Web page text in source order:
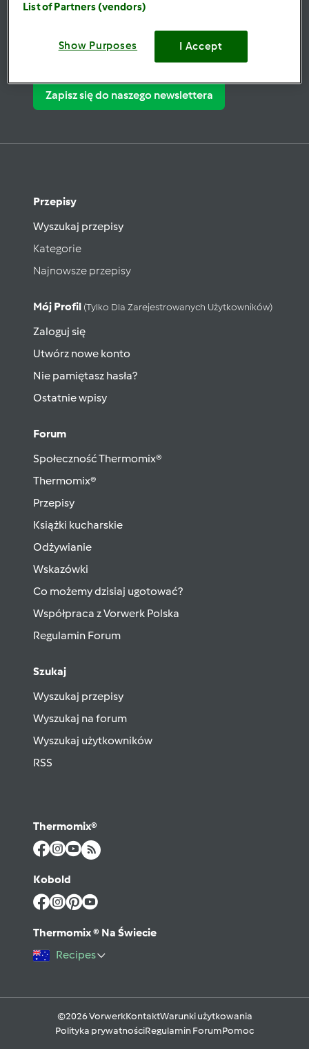
Bądźna bieżąco
Zapisz się do naszego newslettera
Przepisy
Wyszukaj przepisy
Kategorie
Najnowsze przepisy
Mój Profil (tylko Dla Zarejestrowanych Użytkowników)
Zaloguj się
Utwórz nowe konto
Nie pamiętasz hasła?
Ostatnie wpisy
Forum
Społeczność Thermomix®
Thermomix®
Przepisy
Książki kucharskie
Odżywianie
Wskazówki
Co możemy dzisiaj ugotować?
Współpraca z Vorwerk Polska
Regulamin Forum
Szukaj
Wyszukaj przepisy
Wyszukaj na forum
Wyszukaj użytkowników
RSS
Thermomix®
Kobold
Thermomix ® Na Świecie
Recipes
©2026 VorwerkKontaktWarunki użytkowania
Polityka prywatnościRegulamin ForumPomoc
List of Partners (vendors)
Show Purposes I Accept